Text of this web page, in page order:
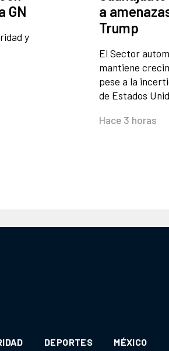
GN
y
a
Trump
El Sector
mantiene
pese a la
de Estados
Hace 3 horas
DEPORTES MÉXICO